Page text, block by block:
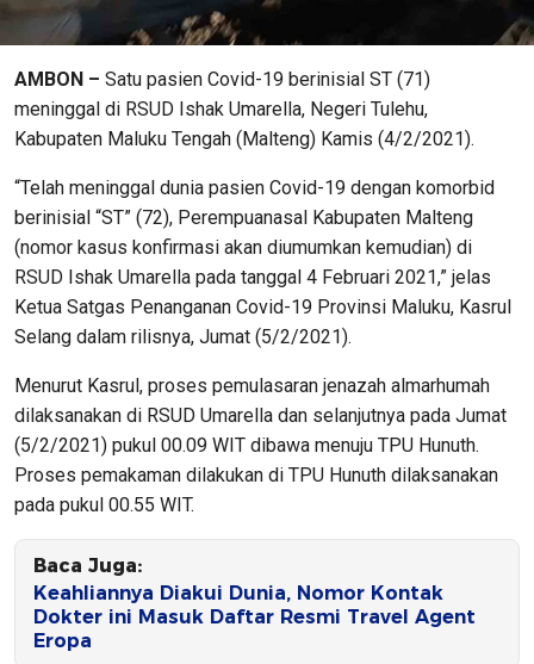
AMBON – Satu pasien Covid-19 berinisial ST (71)
meninggal di RSUD Ishak Umarella, Negeri Tulehu,
Kabupaten Maluku Tengah (Malteng) Kamis (4/2/2021).
“Telah meninggal dunia pasien Covid-19 dengan komorbid
berinisial “ST” (72), Perempuanasal Kabupaten Malteng
(nomor kasus konfirmasi akan diumumkan kemudian) di
RSUD Ishak Umarella pada tanggal 4 Februari 2021,” jelas
Ketua Satgas Penanganan Covid-19 Provinsi Maluku, Kasrul
Selang dalam rilisnya, Jumat (5/2/2021).
Menurut Kasrul, proses pemulasaran jenazah almarhumah
dilaksanakan di RSUD Umarella dan selanjutnya pada Jumat
(5/2/2021) pukul 00.09 WIT dibawa menuju TPU Hunuth.
Proses pemakaman dilakukan di TPU Hunuth dilaksanakan
pada pukul 00.55 WIT.
Baca Juga:
Keahliannya Diakui Dunia, Nomor Kontak
Dokter ini Masuk Daftar Resmi Travel Agent
Eropa